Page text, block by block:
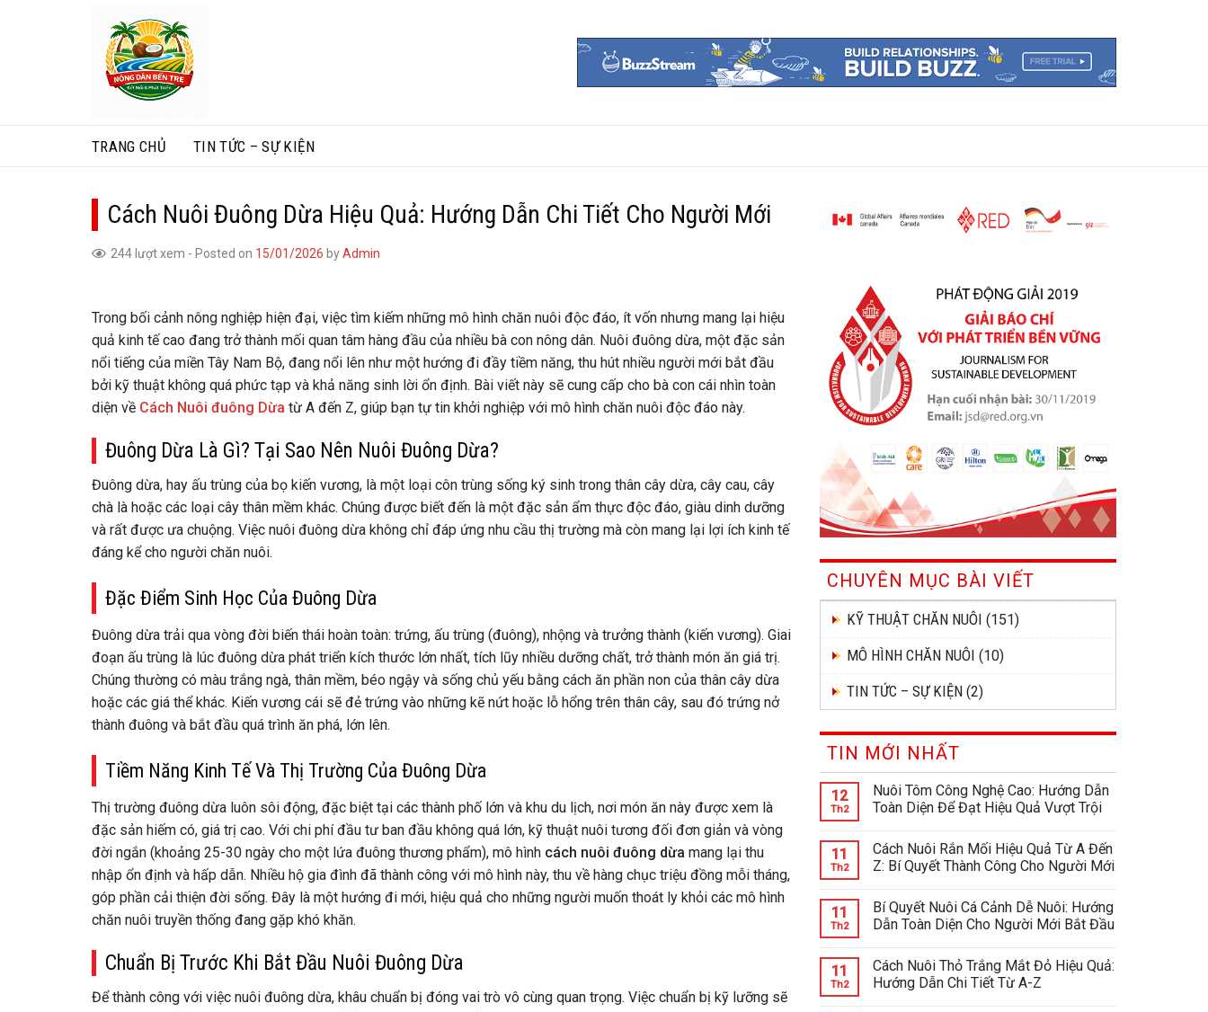
TRANG CHỦ TIN TỨC – SỰ KIỆN
Cách Nuôi Đuông Dừa Hiệu Quả: Hướng Dẫn Chi Tiết Cho Người Mới
244 lượt xem - Posted on 15/01/2026 byAdmin
Trong bối cảnh nông nghiệp hiện đại, việc tìm kiếm những mô hình chăn nuôi độc đáo, ít vốn nhưng mang lại hiệu
quả kinh tế cao đang trở thành mối quan tâm hàng đầu của nhiều bà con nông dân. Nuôi đuông dừa, một đặc sản
nổi tiếng của miền Tây Nam Bộ, đang nổi lên như một hướng đi đầy tiềm năng, thu hút nhiều người mới bắt đầu
bởi kỹ thuật không quá phức tạp và khả năng sinh lời ổn định. Bài viết này sẽ cung cấp cho bà con cái nhìn toàn
diện về Cách Nuôi đuông Dừa từ A đến Z, giúp bạn tự tin khởi nghiệp với mô hình chăn nuôi độc đáo này.
Đuông Dừa Là Gì? Tại Sao Nên Nuôi Đuông Dừa?
Đuông dừa, hay ấu trùng của bọ kiến vương, là một loại côn trùng sống ký sinh trong thân cây dừa, cây cau, cây
chà là hoặc các loại cây thân mềm khác. Chúng được biết đến là một đặc sản ẩm thực độc đáo, giàu dinh dưỡng
và rất được ưa chuộng. Việc nuôi đuông dừa không chỉ đáp ứng nhu cầu thị trường mà còn mang lại lợi ích kinh tế
đáng kể cho người chăn nuôi.
Đặc Điểm Sinh Học Của Đuông Dừa
Đuông dừa trải qua vòng đời biến thái hoàn toàn: trứng, ấu trùng (đuông), nhộng và trưởng thành (kiến vương). Giai
đoạn ấu trùng là lúc đuông dừa phát triển kích thước lớn nhất, tích lũy nhiều dưỡng chất, trở thành món ăn giá trị.
Chúng thường có màu trắng ngà, thân mềm, béo ngậy và sống chủ yếu bằng cách ăn phần non của thân cây dừa
hoặc các giá thể khác. Kiến vương cái sẽ đẻ trứng vào những kẽ nứt hoặc lỗ hổng trên thân cây, sau đó trứng nở
thành đuông và bắt đầu quá trình ăn phá, lớn lên.
Tiềm Năng Kinh Tế Và Thị Trường Của Đuông Dừa
Thị trường đuông dừa luôn sôi động, đặc biệt tại các thành phố lớn và khu du lịch, nơi món ăn này được xem là
đặc sản hiếm có, giá trị cao. Với chi phí đầu tư ban đầu không quá lớn, kỹ thuật nuôi tương đối đơn giản và vòng
đời ngắn (khoảng 25-30 ngày cho một lứa đuông thương phẩm), mô hình cách nuôi đuông dừa mang lại thu
nhập ổn định và hấp dẫn. Nhiều hộ gia đình đã thành công với mô hình này, thu về hàng chục triệu đồng mỗi tháng,
góp phần cải thiện đời sống. Đây là một hướng đi mới, hiệu quả cho những người muốn thoát ly khỏi các mô hình
chăn nuôi truyền thống đang gặp khó khăn.
Chuẩn Bị Trước Khi Bắt Đầu Nuôi Đuông Dừa
Để thành công với việc nuôi đuông dừa, khâu chuẩn bị đóng vai trò vô cùng quan trọng. Việc chuẩn bị kỹ lưỡng sẽ
CHUYÊN MỤC BÀI VIẾT
KỸ THUẬT CHĂN NUÔI (151)
MÔ HÌNH CHĂN NUÔI (10)
TIN TỨC – SỰ KIỆN (2)
TIN MỚI NHẤT
12
Th2
Nuôi Tôm Công Nghệ Cao: Hướng Dẫn
Toàn Diện Để Đạt Hiệu Quả Vượt Trội
11
Th2
Cách Nuôi Rắn Mối Hiệu Quả Từ A Đến
Z: Bí Quyết Thành Công Cho Người Mới
11
Th2
Bí Quyết Nuôi Cá Cảnh Dễ Nuôi: Hướng
Dẫn Toàn Diện Cho Người Mới Bắt Đầu
11
Th2
Cách Nuôi Thỏ Trắng Mắt Đỏ Hiệu Quả:
Hướng Dẫn Chi Tiết Từ A-Z